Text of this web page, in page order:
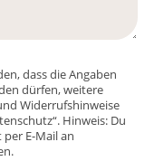
dass die Angaben
dürfen, weitere
Widerrufshinweise
Hinweis: Du
E-Mail an